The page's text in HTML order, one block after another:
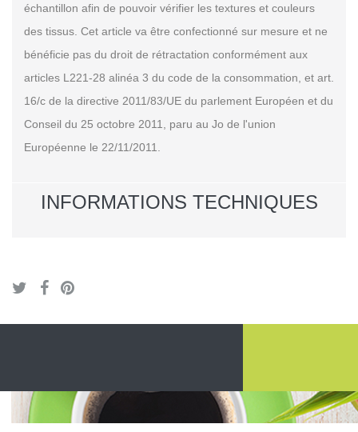
échantillon afin de pouvoir vérifier les textures et couleurs
des tissus. Cet article va être confectionné sur mesure et ne
bénéficie pas du droit de rétractation conformément aux
articles L221-28 alinéa 3 du code de la consommation, et art.
16/c de la directive 2011/83/UE du parlement Européen et du
Conseil du 25 octobre 2011, paru au Jo de l'union
Européenne le 22/11/2011.
INFORMATIONS TECHNIQUES